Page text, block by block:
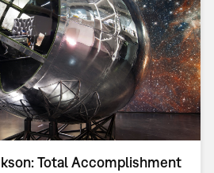
Total Accomplishment